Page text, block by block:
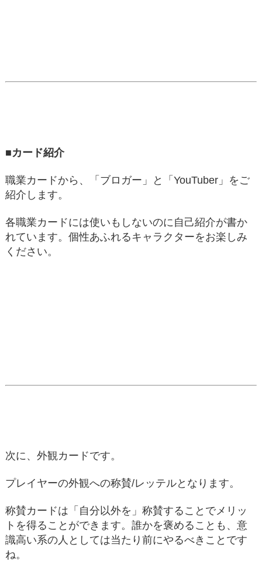
■カード紹介
職業カードから、「ブロガー」と「YouTuber」をご
紹介します。
各職業カードには使いもしないのに自己紹介が書か
れています。個性あふれるキャラクターをお楽しみ
ください。
次に、外観カードです。
プレイヤーの外観への称賛/レッテルとなります。
称賛カードは「自分以外を」称賛することでメリッ
トを得ることができます。誰かを褒めることも、意
識高い系の人としては当たり前にやるべきことです
ね。